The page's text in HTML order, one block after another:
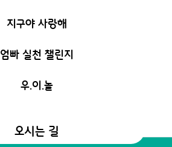
지구야 사랑해
엄빠 실천 챌린지
우.이.놀
오시는 길